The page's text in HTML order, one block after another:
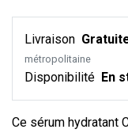
Livraison
métropolitaine
Disponibilité En
Ce sérum hydratant